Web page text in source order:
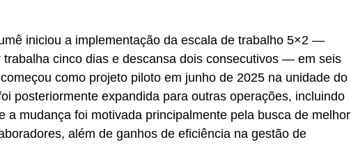
iniciou a implementação da escala de trabalho 5×2 —
trabalha cinco dias e descansa dois consecutivos — em seis
como projeto piloto em junho de 2025 na unidade do
posteriormente expandida para outras operações, incluindo
a mudança foi motivada principalmente pela busca de melhor
além de ganhos de eficiência na gestão de